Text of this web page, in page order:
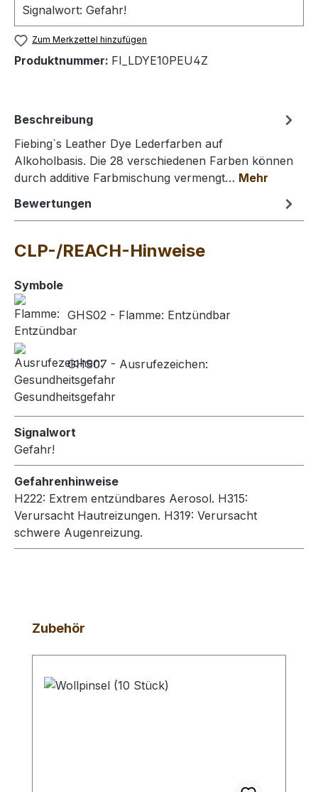
Signalwort: Gefahr!
Zum Merkzettel hinzufügen
Produktnummer: FI_LDYE10PEU4Z
Beschreibung
Fiebing`s Leather Dye Lederfarben auf
Alkoholbasis. Die 28 verschiedenen Farben können
durch additive Farbmischung vermengt… Mehr
Bewertungen
CLP-/REACH-Hinweise
Symbole
GHS02 - Flamme: Entzündbar
GHS07 - Ausrufezeichen:
Gesundheitsgefahr
Signalwort
Gefahr!
Gefahrenhinweise
H222: Extrem entzündbares Aerosol. H315:
Verursacht Hautreizungen. H319: Verursacht
schwere Augenreizung.
Produktgalerie überspringen
Zubehör